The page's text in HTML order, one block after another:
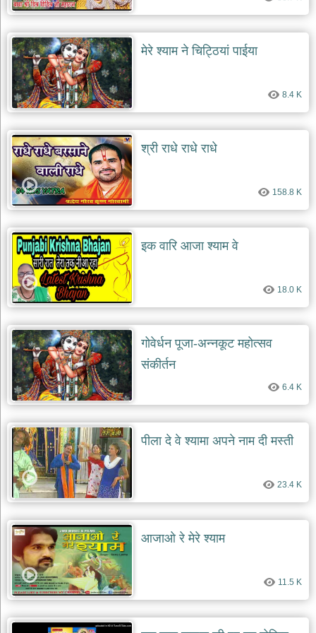
मेरे श्याम ने चिट्ठियां पाईया
8.4 K
श्री राधे राधे राधे
158.8 K
इक वारि आजा श्याम वे
18.0 K
गोवेर्धन पूजा-अन्नकूट महोत्सव
संकीर्तन
6.4 K
पीला दे वे श्यामा अपने नाम दी मस्ती
23.4 K
आजाओ रे मेरे श्याम
11.5 K